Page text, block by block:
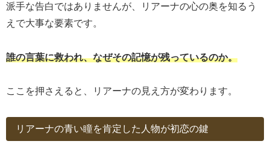
派手な告白ではありませんが、リアーナの心の奥を知るう
えで大事な要素です。
誰の言葉に救われ、なぜその記憶が残っているのか。
ここを押さえると、リアーナの見え方が変わります。
リアーナの青い瞳を肯定した人物が初恋の鍵